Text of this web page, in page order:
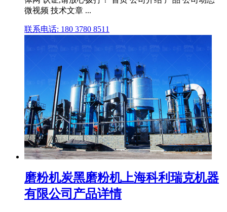
微视频 技术文章 ...
联系电话: 180 3780 8511
磨粉机炭黑磨粉机上海科利瑞克机器
有限公司产品详情